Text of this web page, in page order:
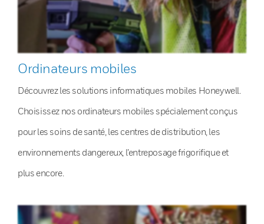
Ordinateurs mobiles
Découvrez les solutions informatiques mobiles Honeywell.
Choisissez nos ordinateurs mobiles spécialement conçus
pour les soins de santé, les centres de distribution, les
environnements dangereux, l’entreposage frigorifique et
plus encore.